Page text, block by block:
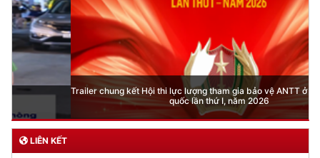
Trailer chung kết Hội thi lực lượng tham gia bảo vệ ANTT ở cơ sở giỏi toàn
quốc lần thứ I, năm 2026
LIÊN KẾT